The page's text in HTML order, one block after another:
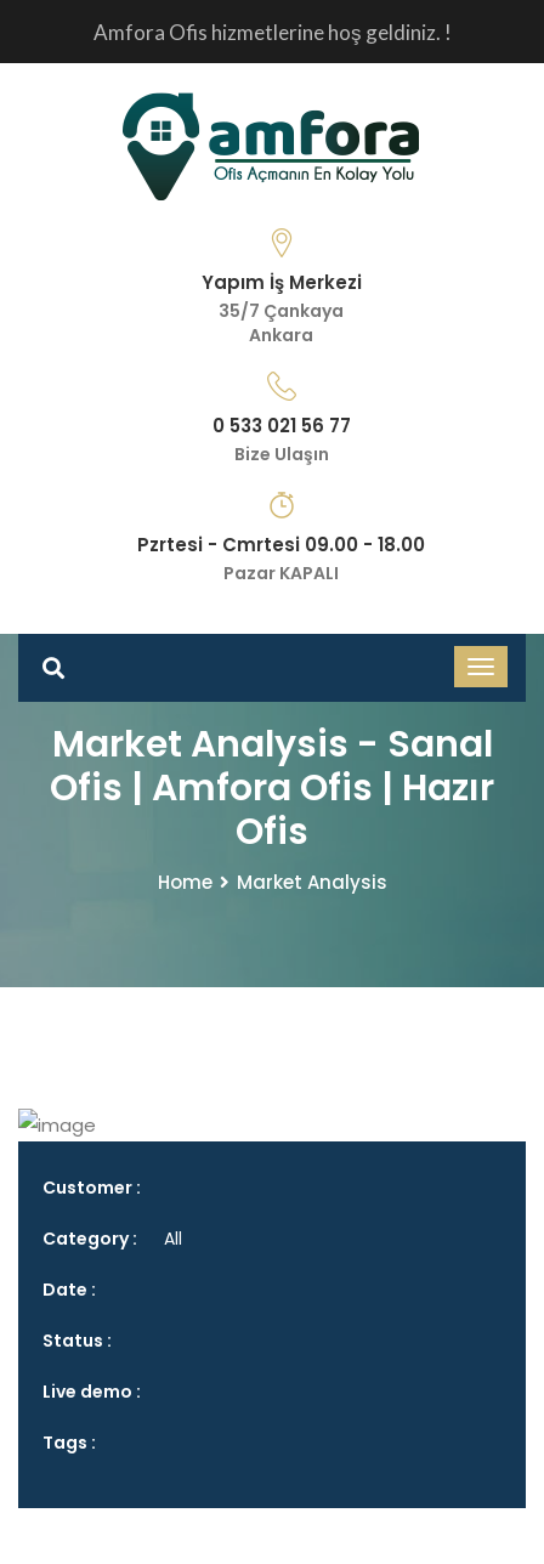
Amfora Ofis hizmetlerine hoş geldiniz. !
Yapım İş Merkezi
35/7 Çankaya
Ankara
0 533 021 56 77
Bize Ulaşın
Pzrtesi - Cmrtesi 09.00 - 18.00
Pazar KAPALI
Market Analysis - Sanal
Ofis | Amfora Ofis | Hazır
Ofis
Home Market Analysis
Customer :
Category : All
Date :
Status :
Live demo :
Tags :